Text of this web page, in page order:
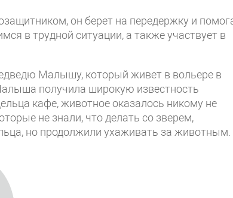
он берет на передержку и
в трудной ситуации, а также участвует в
Малышу, который живет в вольере в
получила широкую известность
кафе, животное оказалось никому не
не знали, что делать со зверем,
но продолжили ухаживать за животным.